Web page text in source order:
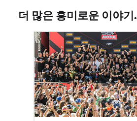
더 많은 흥미로운 이야기.